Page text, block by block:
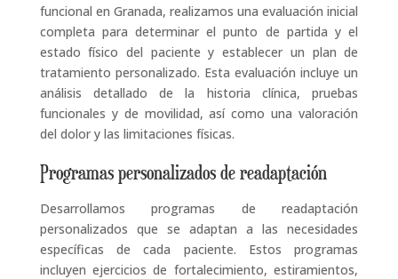
funcional en Granada, realizamos una evaluación inicial
completa para determinar el punto de partida y el
estado físico del paciente y establecer un plan de
tratamiento personalizado. Esta evaluación incluye un
análisis detallado de la historia clínica, pruebas
funcionales y de movilidad, así como una valoración
del dolor y las limitaciones físicas.
Programas personalizados de readaptación
Desarrollamos programas de readaptación
personalizados que se adaptan a las necesidades
específicas de cada paciente. Estos programas
incluyen ejercicios de fortalecimiento, estiramientos,